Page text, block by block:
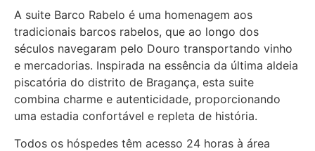
A suite Barco Rabelo é uma homenagem aos
tradicionais barcos rabelos, que ao longo dos
séculos navegaram pelo Douro transportando vinho
e mercadorias. Inspirada na essência da última aldeia
piscatória do distrito de Bragança, esta suite
combina charme e autenticidade, proporcionando
uma estadia confortável e repleta de história.
Todos os hóspedes têm acesso 24 horas à área